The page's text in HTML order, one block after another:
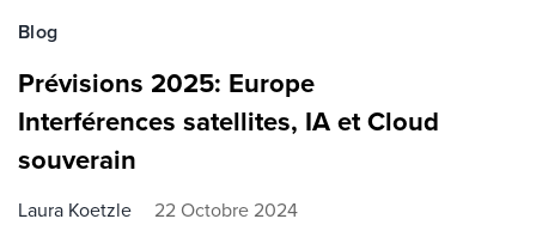
Blog
Prévisions 2025: Europe
Interférences satellites, IA et Cloud
souverain
Laura Koetzle 22 Octobre 2024